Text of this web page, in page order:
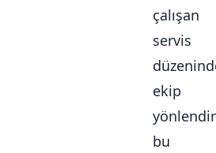
çalışan
servis
ekip
bu